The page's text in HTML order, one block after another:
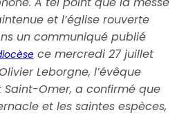
et l’église rouverte
un communiqué publié
ce mercredi 27 juillet
Leborgne, l’évêque
Saint-Omer, a confirmé que
et les saintes espèces,